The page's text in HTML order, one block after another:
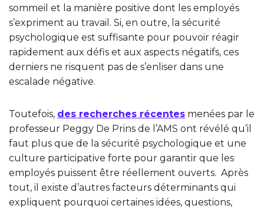
sommeil et la manière positive dont les employés
s’expriment au travail. Si, en outre, la sécurité
psychologique est suffisante pour pouvoir réagir
rapidement aux défis et aux aspects négatifs, ces
derniers ne risquent pas de s’enliser dans une
escalade négative.
Toutefois, des recherches récentes menées par le
professeur Peggy De Prins de l’AMS ont révélé qu’il
faut plus que de la sécurité psychologique et une
culture participative forte pour garantir que les
employés puissent être réellement ouverts. Après
tout, il existe d’autres facteurs déterminants qui
expliquent pourquoi certaines idées, questions,